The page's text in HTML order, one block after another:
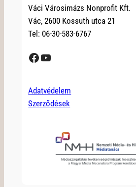
Váci Városimázs Nonprofit Kft.
Vác, 2600 Kossuth utca 21
Tel: 06-30-583-6767
Facebook YouTube
Adatvédelem
Szerződések